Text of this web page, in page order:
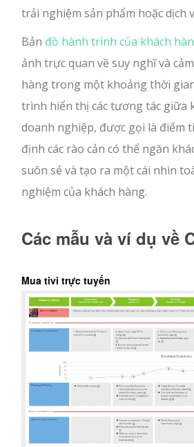
trải nghiệm sản phẩm hoặc dịch
Bản đồ hành trình của khách
ảnh trực quan về suy nghĩ và
hàng trong một khoảng thời
trình hiển thị các tương tác giữa
doanh nghiệp, được gọi là điểm
định các rào cản có thể ngăn
suôn sẻ và tạo ra một cái nhìn
nghiệm của khách hàng.
Các mẫu và ví dụ về
Mua tivi trực tuyến